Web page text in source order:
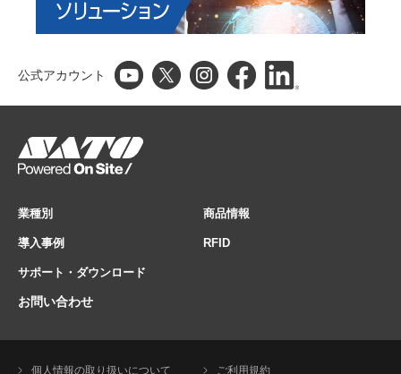
公式アカウント
業種別 商品情報
導入事例 RFID
サポート・ダウンロード
お問い合わせ
個人情報の取り扱いについて ご利用規約